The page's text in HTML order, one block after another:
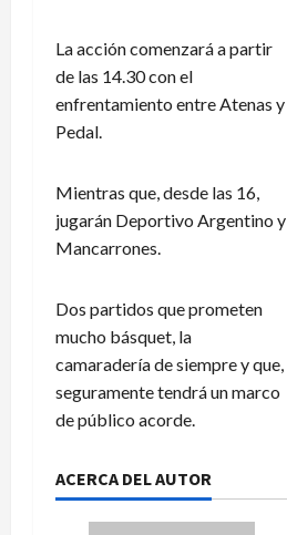
La acción comenzará a partir
de las 14.30 con el
enfrentamiento entre Atenas y
Pedal.
Mientras que, desde las 16,
jugarán Deportivo Argentino y
Mancarrones.
Dos partidos que prometen
mucho básquet, la
camaradería de siempre y que,
seguramente tendrá un marco
de público acorde.
ACERCA DEL AUTOR